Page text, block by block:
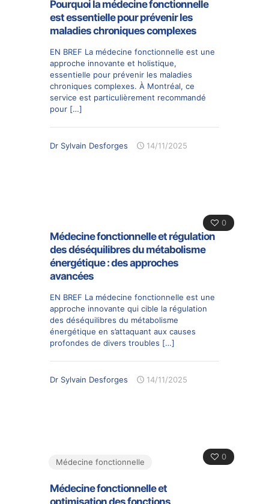
Pourquoi la médecine fonctionnelle
est essentielle pour prévenir les
maladies chroniques complexes
EN BREF La médecine fonctionnelle est une
approche innovante et holistique,
essentielle pour prévenir les maladies
chroniques complexes. À Montréal, ce
service est particulièrement recommandé
pour […]
Dr Sylvain Desforges 14/11/2025
0
Médecine fonctionnelle et régulation
des déséquilibres du métabolisme
énergétique : des approches
avancées
EN BREF La médecine fonctionnelle est une
approche innovante qui cible la régulation
des déséquilibres du métabolisme
énergétique en s’attaquant aux causes
profondes de divers troubles […]
Dr Sylvain Desforges 14/11/2025
0
Médecine fonctionnelle
Médecine fonctionnelle et
optimisation des fonctions